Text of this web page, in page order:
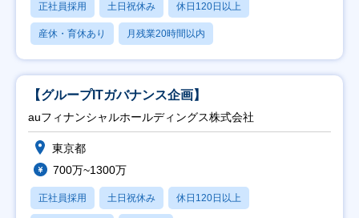
正社員採用 土日祝休み 休日120日以上
産休・育休あり 月残業20時間以内
【グループITガバナンス企画】
auフィナンシャルホールディングス株式会社
東京都
700万~1300万
正社員採用 土日祝休み 休日120日以上